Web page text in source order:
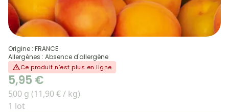
Origine : FRANCE
Allergènes : Absence d'allergène
Ce produit n'est plus en ligne
5,95 €
500 g (11,90 € / kg)
1 lot